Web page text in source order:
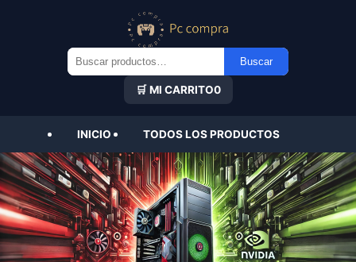
Buscar
por:
Buscar
🛒 MI CARRITO0
INICIO TODOS LOS PRODUCTOS